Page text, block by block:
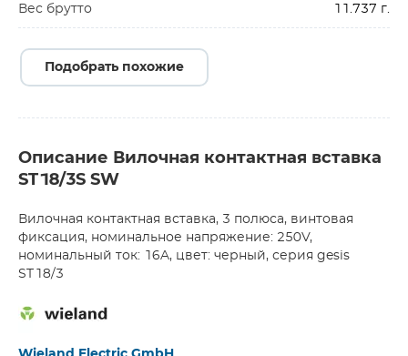
Вес брутто 11.737 г.
Подобрать похожие
Описание Вилочная контактная вставка
ST18/3S SW
Вилочная контактная вставка, 3 полюса, винтовая
фиксация, номинальное напряжение: 250V,
номинальный ток: 16A, цвет: черный, серия gesis
ST18/3